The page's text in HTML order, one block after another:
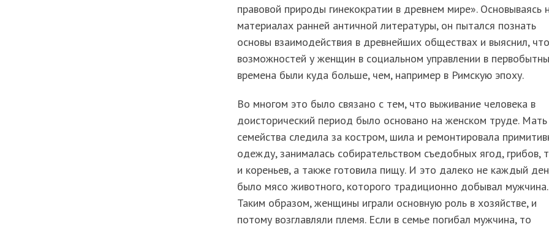
правовой природы гинекократии в древнем мире». Основываясь
материалах ранней античной литературы, он пытался познать
основы взаимодействия в древнейших обществах и выяснил, что
возможностей у женщин в социальном управлении в
времена были куда больше, чем, например в Римскую эпоху.
Во многом это было связано с тем, что выживание человека в
доисторический период было основано на женском труде. Мать
семейства следила за костром, шила и ремонтировала
одежду, занималась собирательством съедобных ягод, грибов,
и кореньев, а также готовила пищу. И это далеко не каждый
было мясо животного, которого традиционно добывал мужчина.
Таким образом, женщины играли основную роль в хозяйстве, и
потому возглавляли племя. Если в семье погибал мужчина, то